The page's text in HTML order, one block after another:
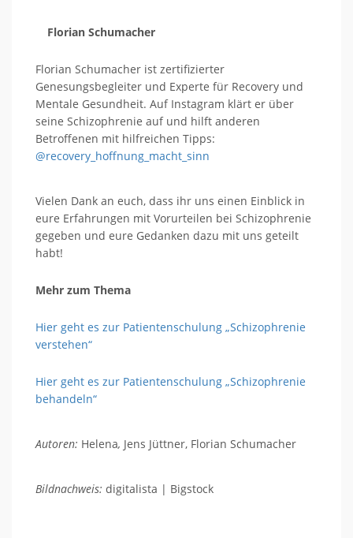
Florian Schumacher
Florian Schumacher ist zertifizierter
Genesungsbegleiter und Experte für Recovery und
Mentale Gesundheit. Auf Instagram klärt er über
seine Schizophrenie auf und hilft anderen
Betroffenen mit hilfreichen Tipps:
@recovery_hoffnung_macht_sinn
Vielen Dank an euch, dass ihr uns einen Einblick in
eure Erfahrungen mit Vorurteilen bei Schizophrenie
gegeben und eure Gedanken dazu mit uns geteilt
habt!
Mehr zum Thema
Hier geht es zur Patientenschulung „Schizophrenie
verstehen“
Hier geht es zur Patientenschulung „Schizophrenie
behandeln“
Autoren: Helena, Jens Jüttner, Florian Schumacher
Bildnachweis: digitalista | Bigstock